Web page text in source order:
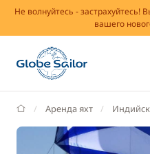
Не волнуйтесь - застрахуйтесь!
вашего
GlobeSailor
Аренда яхт